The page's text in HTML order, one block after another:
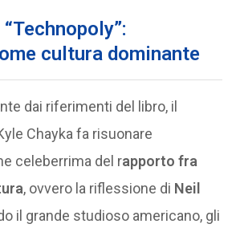
cultura dominante
dai riferimenti del libro, il
Chayka fa risuonare
celeberrima del rapporto fra
, ovvero la riflessione di Neil
il grande studioso americano, gli